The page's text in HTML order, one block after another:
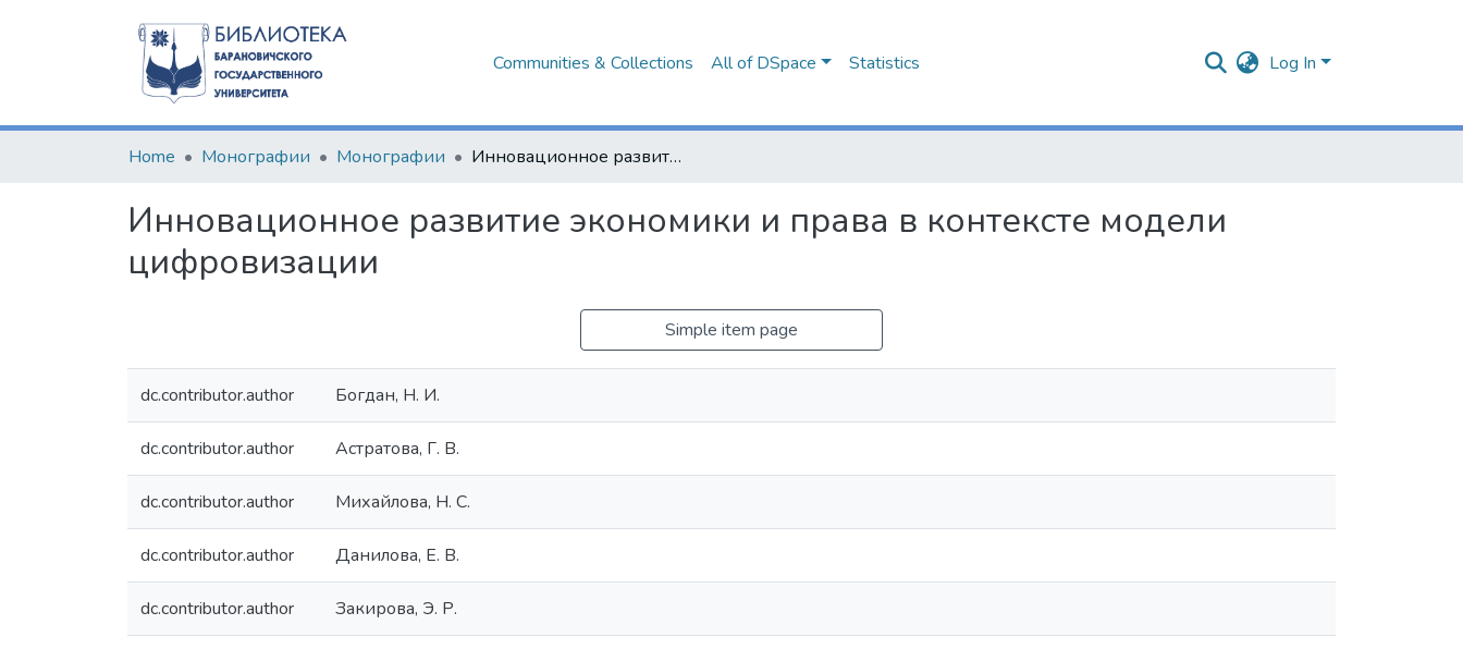
Communities & Collections All of DSpace Statistics Log In
Home Монографии Монографии Инновационное развитие экономики и права в контексте модели цифровизации
Инновационное развитие экономики и права в контексте модели
цифровизации
Simple item page
dc.contributor.author Богдан, Н. И.
dc.contributor.author Астратова, Г. В.
dc.contributor.author Михайлова, Н. С.
dc.contributor.author Данилова, Е. В.
dc.contributor.author Закирова, Э. Р.